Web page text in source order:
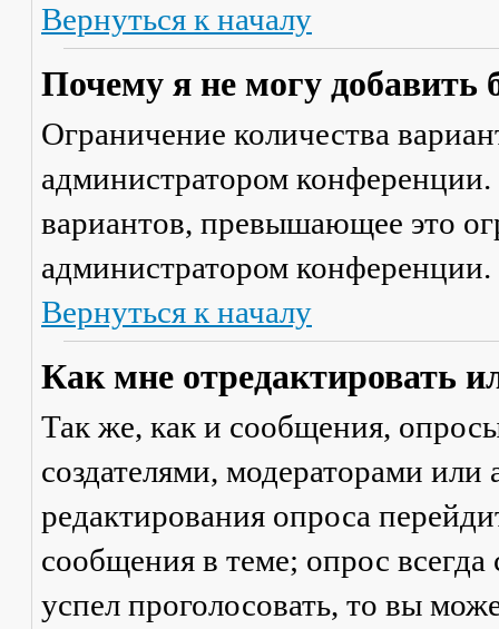
Вернуться к началу
Почему я не могу добавить
Ограничение количества
администратором
вариантов, превышающее это
администратором конференции.
Вернуться к началу
Как мне отредактировать
Так же, как и сообщения,
создателями, модераторами
редактирования опроса
сообщения в теме; опрос
успел проголосовать, то вы